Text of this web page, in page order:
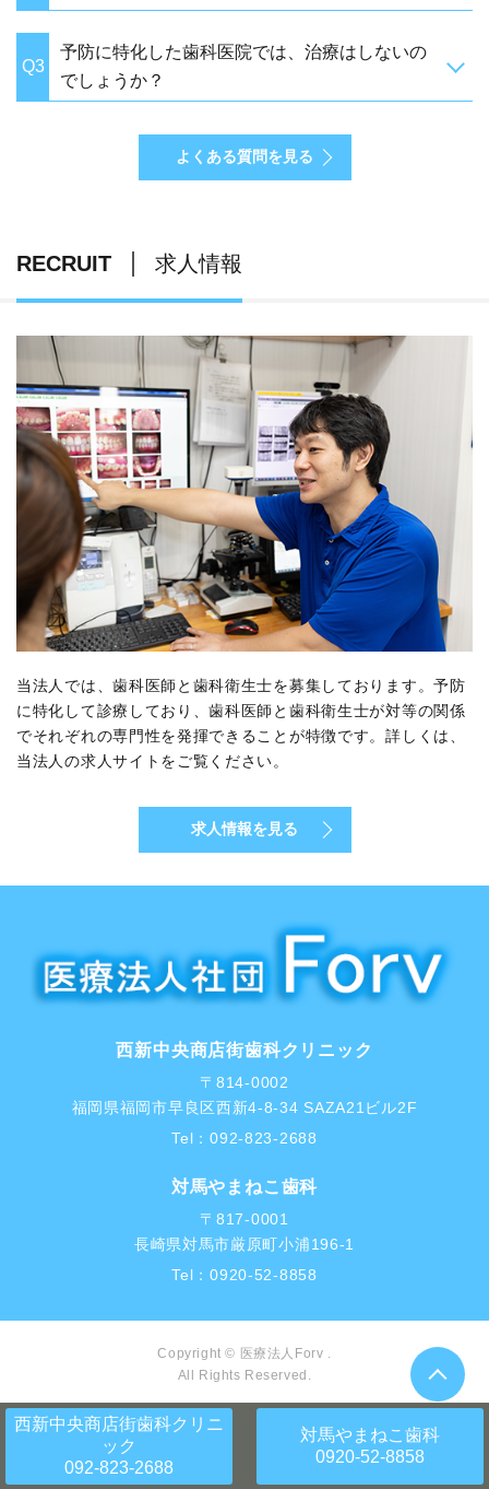
Q3
予防に特化した歯科医院では、治療はしないの
でしょうか？
よくある質問を見る
RECRUIT 求人情報
当法人では、歯科医師と歯科衛生士を募集しております。予防
に特化して診療しており、歯科医師と歯科衛生士が対等の関係
でそれぞれの専門性を発揮できることが特徴です。詳しくは、
当法人の求人サイトをご覧ください。
求人情報を見る
西新中央商店街歯科クリニ
ック
092-823-2688
対馬やまねこ歯科
0920-52-8858
西新中央商店街歯科クリニック
〒814-0002
福岡県福岡市早良区西新4-8-34 SAZA21ビル2F
Tel：092-823-2688
対馬やまねこ歯科
〒817-0001
長崎県対馬市厳原町小浦196-1
Tel：0920-52-8858
Copyright © 医療法人Forv .
All Rights Reserved.